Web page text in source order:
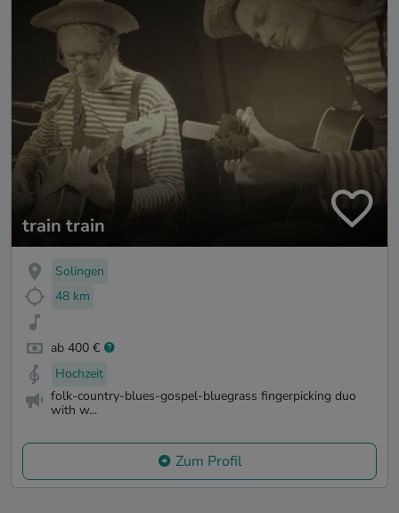
train train
Solingen
48 km
ab 400 €
Hochzeit
folk-country-blues-gospel-bluegrass fingerpicking duo
with w...
Zum Profil